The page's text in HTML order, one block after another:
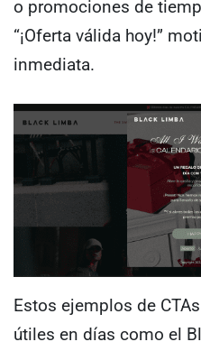
o promociones de
“¡Oferta válida hoy!”
inmediata.
Estos ejemplos de
útiles en días como el